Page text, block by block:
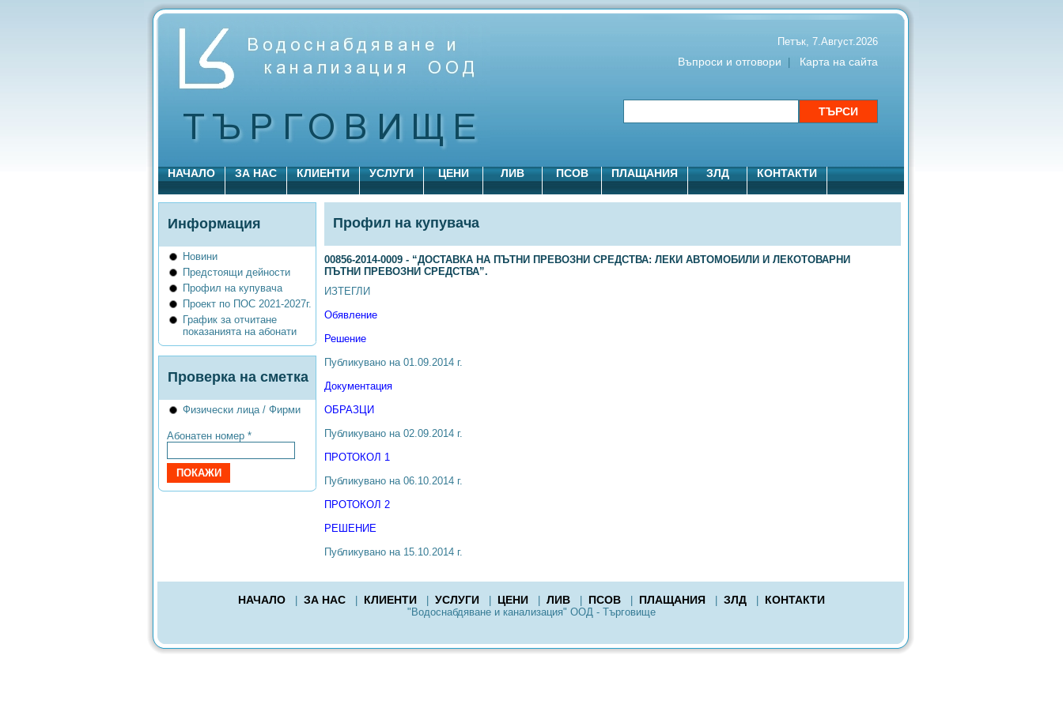
Петък, 7.Август.2026
Въпроси и отговори Карта на сайта
НАЧАЛО ЗА НАС КЛИЕНТИ УСЛУГИ ЦЕНИ ЛИВ ПСОВ ПЛАЩАНИЯ ЗЛД КОНТАКТИ
Информация
Новини
Предстоящи дейности
Профил на купувача
Проект по ПОС 2021-2027г.
График за отчитане
показанията на абонати
Проверка на сметка
Физически лица / Фирми
Абонатен номер *
Профил на купувача
00856-2014-0009 - “ДОСТАВКА НА ПЪТНИ ПРЕВОЗНИ СРЕДСТВА: ЛЕКИ АВТОМОБИЛИ И ЛЕКОТОВАРНИ
ПЪТНИ ПРЕВОЗНИ СРЕДСТВА”.
ИЗТЕГЛИ
Обявление
Решение
Публикувано на 01.09.2014 г.
Документация
ОБРАЗЦИ
Публикувано на 02.09.2014 г.
ПРОТОКОЛ 1
Публикувано на 06.10.2014 г.
ПРОТОКОЛ 2
РЕШЕНИЕ
Публикувано на 15.10.2014 г.
НАЧАЛО ЗА НАС КЛИЕНТИ УСЛУГИ ЦЕНИ ЛИВ ПСОВ ПЛАЩАНИЯ ЗЛД КОНТАКТИ
"Водоснабдяване и канализация" ООД - Търговище